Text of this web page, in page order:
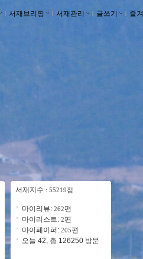
ｌ 서재브리핑 ｌ 서재관리 ｌ 글쓰기 ｌ 즐
서재지수 : 55219점
마이리뷰: 262편
마이리스트: 2편
마이페이퍼: 205편
오늘 42, 총 126250 방문